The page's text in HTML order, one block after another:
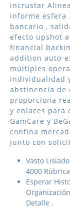
incrustar
informe esfera
bancario ,
efecto upshot
financial
addition auto-
múltiples
individualidad
abstinencia de
proporciona
y enlaces para
GamCare y
confina
junto con
Vasto
4000
Esperar
Detalle .